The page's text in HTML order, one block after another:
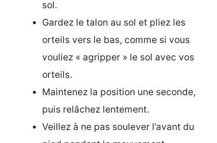
sol.
Gardez le talon au sol et pliez les
orteils vers le bas, comme si vous
vouliez « agripper » le sol avec vos
orteils.
Maintenez la position une seconde,
puis relâchez lentement.
Veillez à ne pas soulever l’avant du